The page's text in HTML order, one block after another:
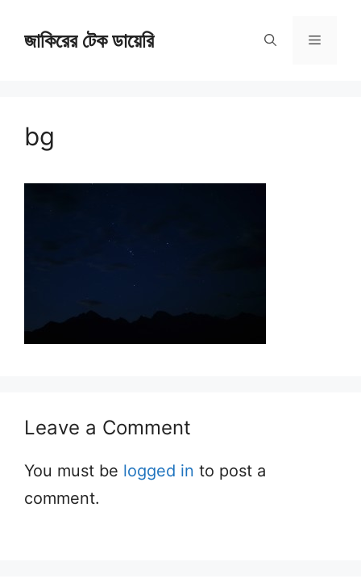
জাকিরের টেক ডায়েরি Menu
bg
Leave a Comment
You must be logged in to post a
comment.